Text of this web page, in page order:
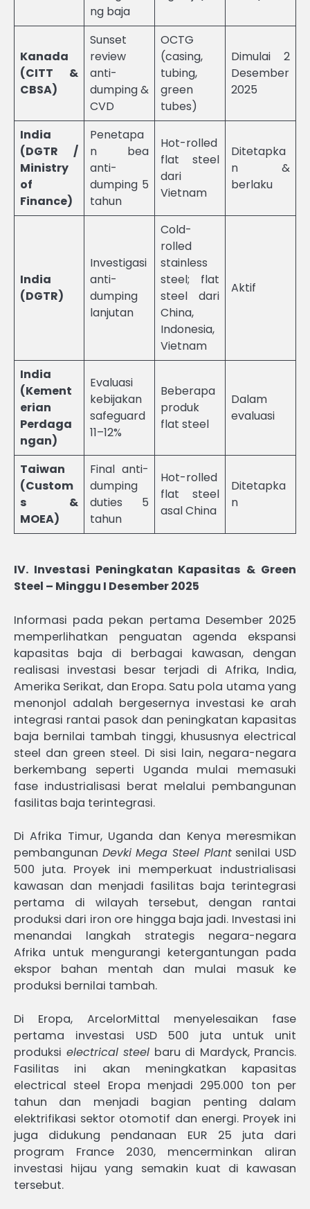
ng baja
Kanada
(CITT &
CBSA)
Sunset
review
anti-
dumping &
CVD
OCTG
(casing,
tubing,
green
tubes)
Dimulai 2
Desember
2025
India
(DGTR /
Ministry
of
Finance)
Penetapa
n bea
anti-
dumping 5
tahun
Hot-rolled
flat steel
dari
Vietnam
Ditetapka
n &
berlaku
India
(DGTR)
Investigasi
anti-
dumping
lanjutan
Cold-
rolled
stainless
steel; flat
steel dari
China,
Indonesia,
Vietnam
Aktif
India
(Kement
erian
Perdaga
ngan)
Evaluasi
kebijakan
safeguard
11–12%
Beberapa
produk
flat steel
Dalam
evaluasi
Taiwan
(Custom
s &
MOEA)
Final anti-
dumping
duties 5
tahun
Hot-rolled
flat steel
asal China
Ditetapka
n
IV. Investasi Peningkatan Kapasitas & Green
Steel – Minggu I Desember 2025
Informasi pada pekan pertama Desember 2025
memperlihatkan penguatan agenda ekspansi
kapasitas baja di berbagai kawasan, dengan
realisasi investasi besar terjadi di Afrika, India,
Amerika Serikat, dan Eropa. Satu pola utama yang
menonjol adalah bergesernya investasi ke arah
integrasi rantai pasok dan peningkatan kapasitas
baja bernilai tambah tinggi, khususnya electrical
steel dan green steel. Di sisi lain, negara-negara
berkembang seperti Uganda mulai memasuki
fase industrialisasi berat melalui pembangunan
fasilitas baja terintegrasi.
Di Afrika Timur, Uganda dan Kenya meresmikan
pembangunan Devki Mega Steel Plantsenilai USD
500 juta. Proyek ini memperkuat industrialisasi
kawasan dan menjadi fasilitas baja terintegrasi
pertama di wilayah tersebut, dengan rantai
produksi dari iron ore hingga baja jadi. Investasi ini
menandai langkah strategis negara-negara
Afrika untuk mengurangi ketergantungan pada
ekspor bahan mentah dan mulai masuk ke
produksi bernilai tambah.
Di Eropa, ArcelorMittal menyelesaikan fase
pertama investasi USD 500 juta untuk unit
produksi electrical steel baru di Mardyck, Prancis.
Fasilitas ini akan meningkatkan kapasitas
electrical steel Eropa menjadi 295.000 ton per
tahun dan menjadi bagian penting dalam
elektrifikasi sektor otomotif dan energi. Proyek ini
juga didukung pendanaan EUR 25 juta dari
program France 2030, mencerminkan aliran
investasi hijau yang semakin kuat di kawasan
tersebut.